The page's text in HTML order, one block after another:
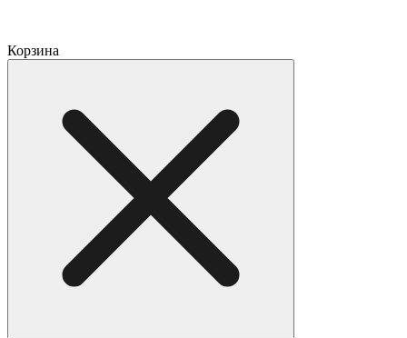
Корзина